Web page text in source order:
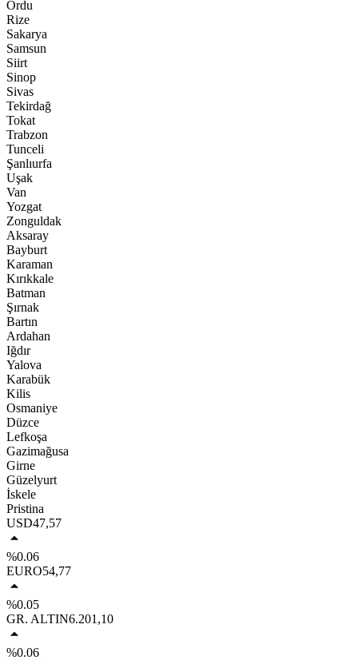
Ordu
Rize
Sakarya
Samsun
Siirt
Sinop
Sivas
Tekirdağ
Tokat
Trabzon
Tunceli
Şanlıurfa
Uşak
Van
Yozgat
Zonguldak
Aksaray
Bayburt
Karaman
Kırıkkale
Batman
Şırnak
Bartın
Ardahan
Iğdır
Yalova
Karabük
Kilis
Osmaniye
Düzce
Lefkoşa
Gazimağusa
Girne
Güzelyurt
İskele
Pristina
USD47,57
%0.06
EURO54,77
%0.05
GR. ALTIN6.201,10
%0.06